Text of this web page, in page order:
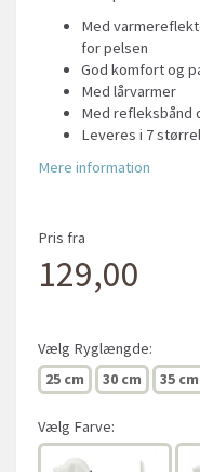
Med
for pelsen
God komfort og
Med lårvarmer
Med refleksbånd
Leveres i 7
Mere information
Pris fra
129,00
Vælg Ryglængde:
25 cm
30 cm 35 cm
Vælg Farve: